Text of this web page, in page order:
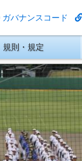
ガバナンスコード
規則・規定